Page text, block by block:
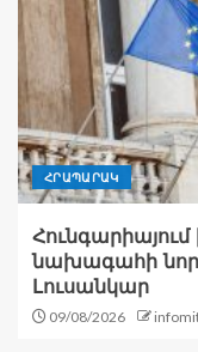
ՀՐԱՊԱՐԱԿ
Հունգարիայում
նախագահի նոր
Լուսանկար
09/08/2026